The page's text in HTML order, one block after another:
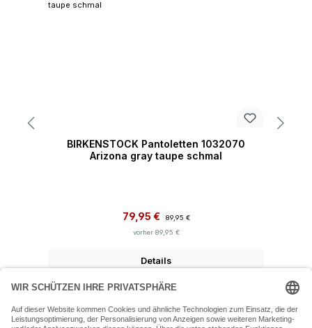
BIRKENSTOCK Pantoletten 1032070
Arizona gray taupe schmal
Verkaufspreis:
79,95 €
89,95 €
vorher 89,95 €
Details
07243 54050 (Mo-Fr: 9.30 - 18:30 Uhr Sa: 9:30 - 16 Uhr)